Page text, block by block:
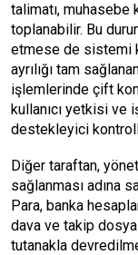
talimatı, muhasebe
toplanabilir. Bu
etmese de sistemi
ayrılığı tam
işlemlerinde çift
kullanıcı yetkisi ve
destekleyici
Diğer taraftan,
sağlanması adına
Para, banka
dava ve takip
tutanakla